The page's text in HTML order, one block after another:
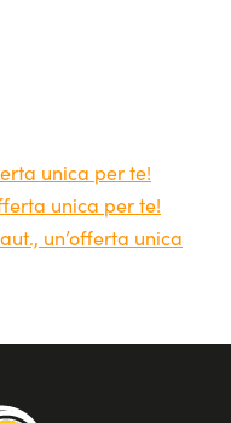
una BMW Serie 1
anticipo è possibile
in linea con le
e durata. La BMW
i suoi interni
scelta perfetta per
unica per te!
unica per te!
un’offerta unica